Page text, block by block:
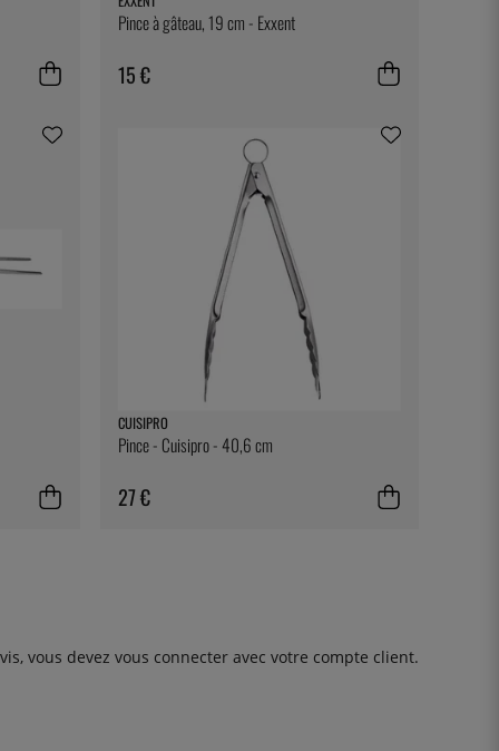
Pince à gâteau, 19 cm - Exxent
15 €
CUISIPRO
Pince - Cuisipro - 40,6 cm
27 €
vous devez vous connecter avec votre compte client.